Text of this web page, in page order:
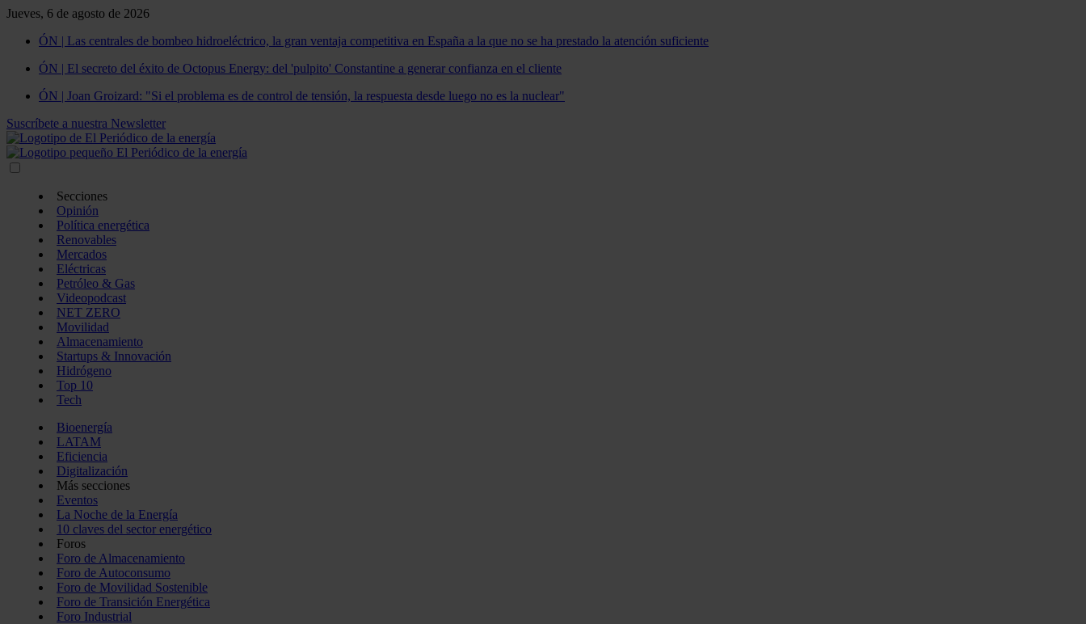
Jueves, 6 de agosto de 2026
ÓN | Las centrales de bombeo hidroeléctrico, la gran ventaja competitiva en España a la que no se ha prestado la atención suficiente
ÓN | El secreto del éxito de Octopus Energy: del 'pulpito' Constantine a generar confianza en el cliente
ÓN | Joan Groizard: "Si el problema es de control de tensión, la respuesta desde luego no es la nuclear"
Suscríbete a nuestra Newsletter
Secciones
Opinión
Política energética
Renovables
Mercados
Eléctricas
Petróleo & Gas
Videopodcast
NET ZERO
Movilidad
Almacenamiento
Startups & Innovación
Hidrógeno
Top 10
Tech
Bioenergía
LATAM
Eficiencia
Digitalización
Más secciones
Eventos
La Noche de la Energía
10 claves del sector energético
Foros
Foro de Almacenamiento
Foro de Autoconsumo
Foro de Movilidad Sostenible
Foro de Transición Energética
Foro Industrial